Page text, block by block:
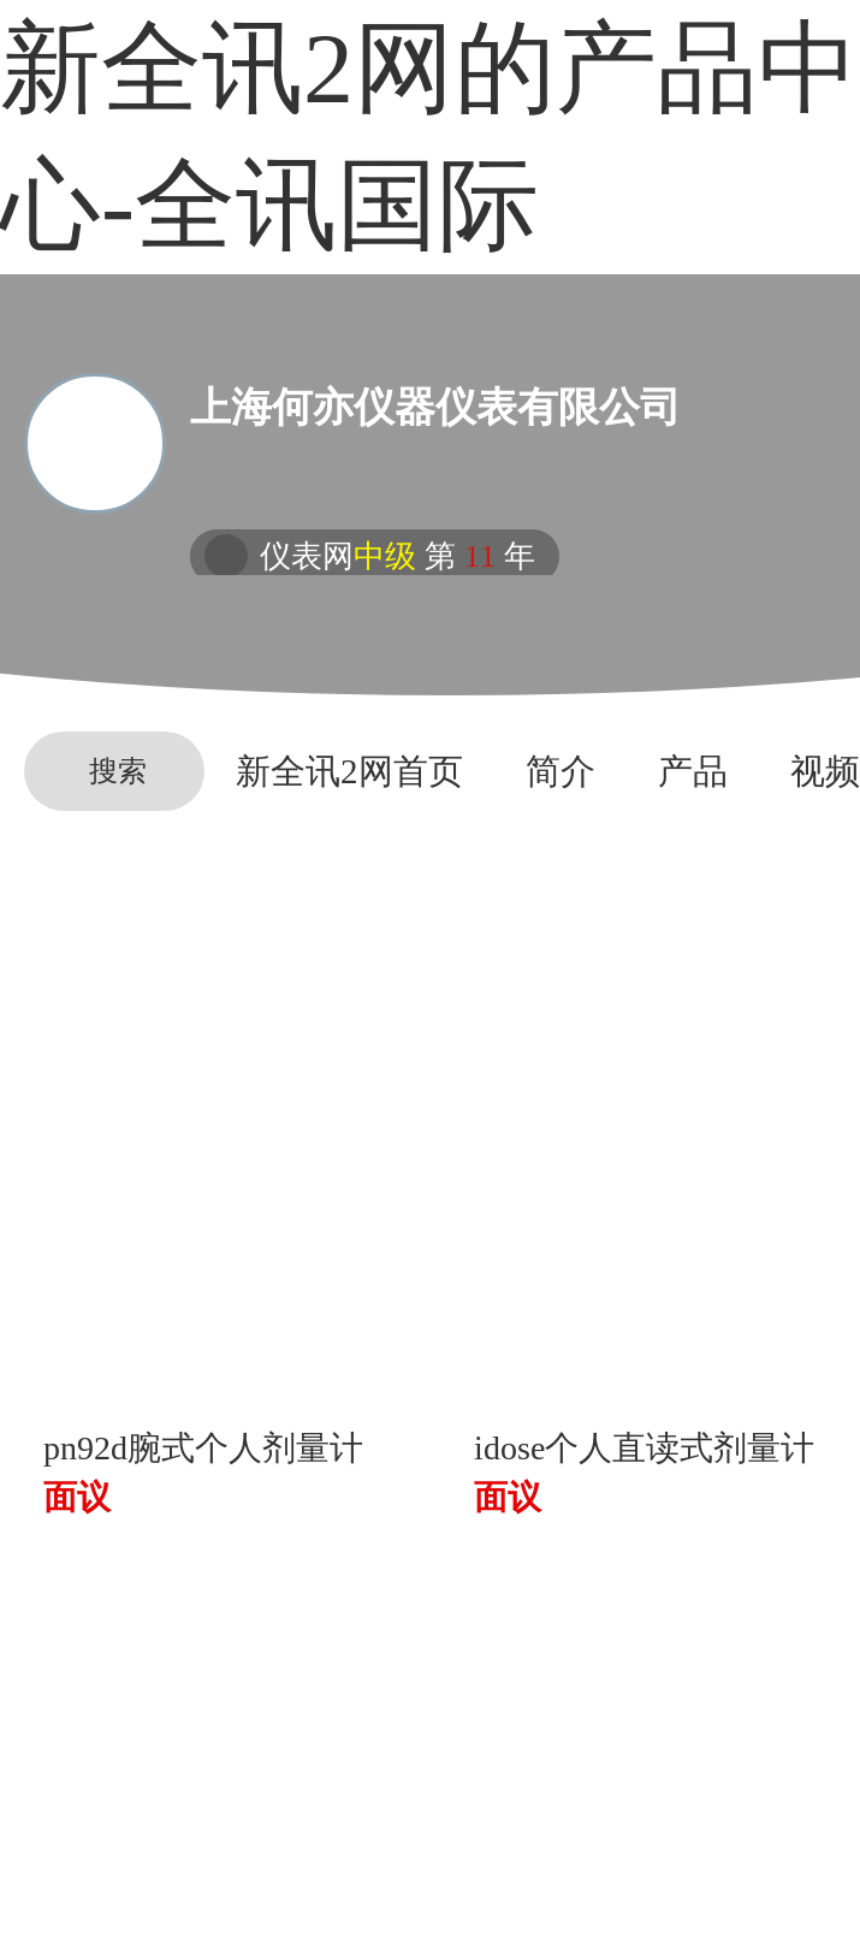
新全讯2网的产品中
心-全讯国际
上海何亦仪器仪表有限公司
仪表网中级 第 11 年
搜索 新全讯2网首页 简介 产品 视频
pn92d腕式个人剂量计
面议
idose个人直读式剂量计
面议